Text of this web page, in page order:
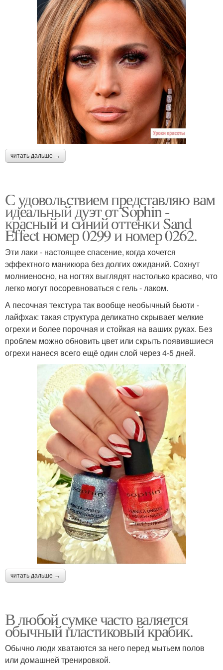
читать дальше →
С удовольствием представляю вам
идеальный дуэт от Sophin -
красный и синий оттенки Sand
Effect номер 0299 и номер 0262.
Эти лаки - настоящее спасение, когда хочется
эффектного маникюра без долгих ожиданий. Сохнут
молниеносно, на ногтях выглядят настолько красиво, что
легко могут посоревноваться с гель - лаком.
А песочная текстура так вообще необычный бьюти -
лайфхак: такая структура деликатно скрывает мелкие
огрехи и более порочная и стойкая на ваших руках. Без
проблем можно обновить цвет или скрыть появившиеся
огрехи нанеся всего ещё один слой через 4-5 дней.
читать дальше →
В любой сумке часто валяется
обычный пластиковый крабик.
Обычно люди хватаются за него перед мытьем полов
или домашней тренировкой.